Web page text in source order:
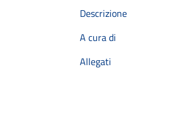
Descrizione
A cura di
Allegati